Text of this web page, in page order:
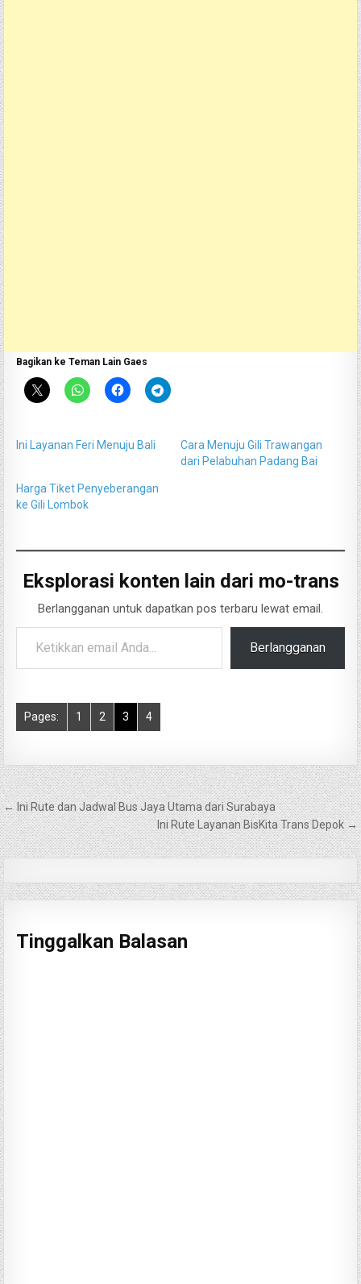
Bagikan ke Teman Lain Gaes
Ini Layanan Feri Menuju Bali
Cara Menuju Gili Trawangan
dari Pelabuhan Padang Bai
Harga Tiket Penyeberangan
ke Gili Lombok
Eksplorasi konten lain dari mo-trans
Berlangganan untuk dapatkan pos terbaru lewat email.
Ketikkan email Anda...
Berlangganan
Pages: 1 2 3 4
Navigasi
pos
← Ini Rute dan Jadwal Bus Jaya Utama dari Surabaya
Ini Rute Layanan BisKita Trans Depok →
Tinggalkan Balasan